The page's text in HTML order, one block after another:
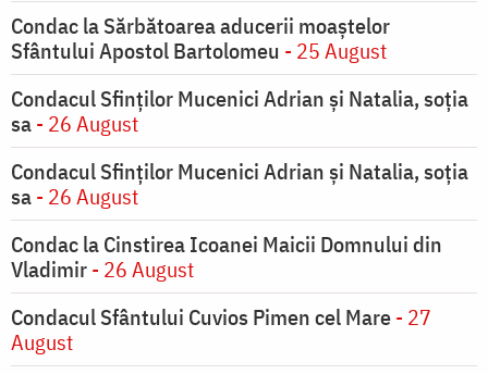
Condac la Sărbătoarea aducerii moaştelor
Sfântului Apostol Bartolomeu - 25 August
Condacul Sfinţilor Mucenici Adrian şi Natalia, soţia
sa- 26 August
Condacul Sfinţilor Mucenici Adrian şi Natalia, soţia
sa- 26 August
Condac la Cinstirea Icoanei Maicii Domnului din
Vladimir- 26 August
Condacul Sfântului Cuvios Pimen cel Mare- 27
August